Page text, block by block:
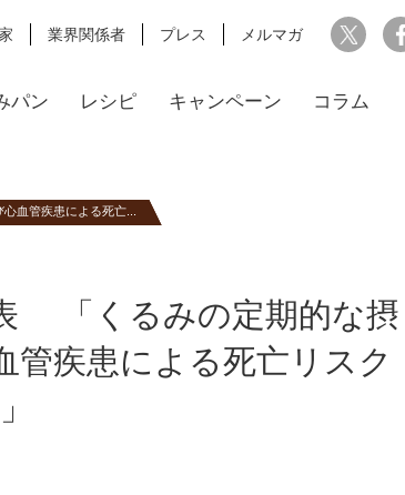
業界関係者 プレス メルマガ
パン レシピ キャンペーン コラム
血管疾患による死亡...
「くるみの定期的な摂
管疾患による死亡リスク